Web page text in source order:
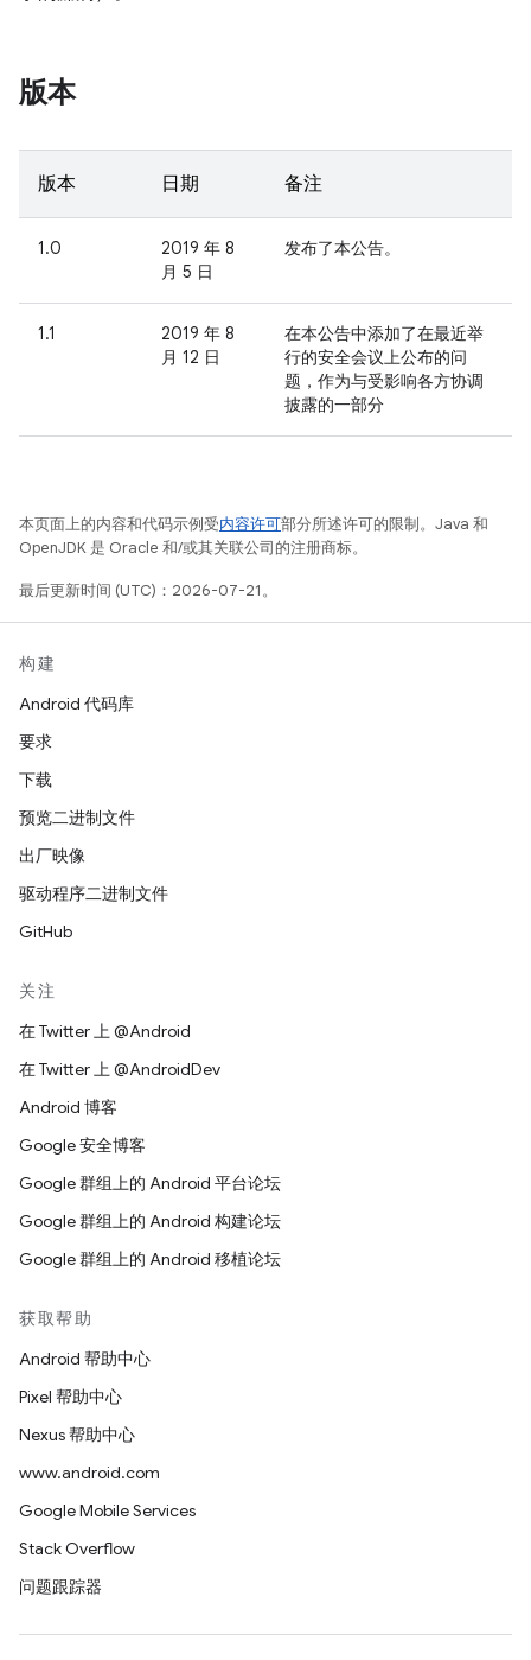
版本
版本 日期 备注
1.0
2019 年 8
月 5 日
发布了本公告。
1.1
2019 年 8
月 12 日
在本公告中添加了在最近举
行的安全会议上公布的问
题，作为与受影响各方协调
披露的一部分
本页面上的内容和代码示例受内容许可部分所述许可的限制。Java 和
OpenJDK 是 Oracle 和/或其关联公司的注册商标。
最后更新时间 (UTC)：2026-07-21。
构建
Android 代码库
要求
下载
预览二进制文件
出厂映像
驱动程序二进制文件
GitHub
关注
在 Twitter 上 @Android
在 Twitter 上 @AndroidDev
Android 博客
Google 安全博客
Google 群组上的 Android 平台论坛
Google 群组上的 Android 构建论坛
Google 群组上的 Android 移植论坛
获取帮助
Android 帮助中心
Pixel 帮助中心
Nexus 帮助中心
www.android.com
Google Mobile Services
Stack Overflow
问题跟踪器